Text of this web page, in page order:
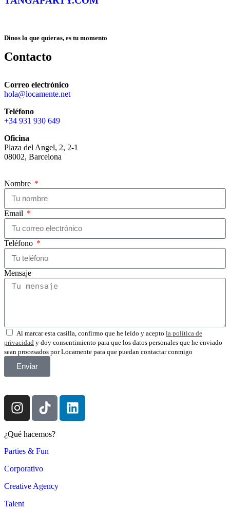
Dinos lo que quieras, es tu momento
Contacto
Correo electrónico
hola@locamente.net
Teléfono
+34 931 930 649
Oficina
Plaza del Angel, 2, 2-1
08002, Barcelona
Nombre
Email
Teléfono
Mensaje
Al marcar esta casilla, confirmo que he leído y acepto la política de
privacidad y doy consentimiento para que los datos personales que he enviado
sean procesados por Locamente para que puedan contactar conmigo
Enviar
¿Qué hacemos?
Parties & Fun
Corporativo
Creative Agency
Talent